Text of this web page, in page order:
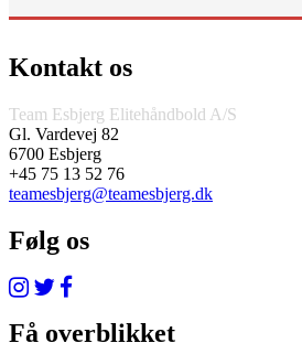
Kontakt os
Team Esbjerg Elitehåndbold A/S
Gl. Vardevej 82
6700 Esbjerg
+45 75 13 52 76
teamesbjerg@teamesbjerg.dk
Følg os
Få overblikket